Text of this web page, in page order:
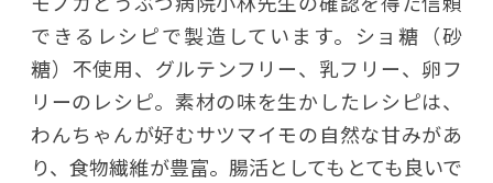
できるレシピで製造しています。ショ糖（砂
糖）不使用、グルテンフリー、乳フリー、卵フ
リーのレシピ。素材の味を生かしたレシピは、
わんちゃんが好むサツマイモの自然な甘みがあ
り、食物繊維が豊富。腸活としてもとても良いで